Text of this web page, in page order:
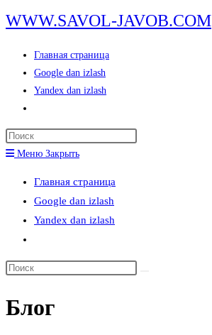
Перейти
к
содержимому
WWW.SAVOL-JAVOB.COM
Главная страница
Google dan izlash
Yandex dan izlash
по
веб-
сайту
Меню Закрыть
Главная страница
Google dan izlash
Yandex dan izlash
по
сайту
Поиск
сайте
Блог